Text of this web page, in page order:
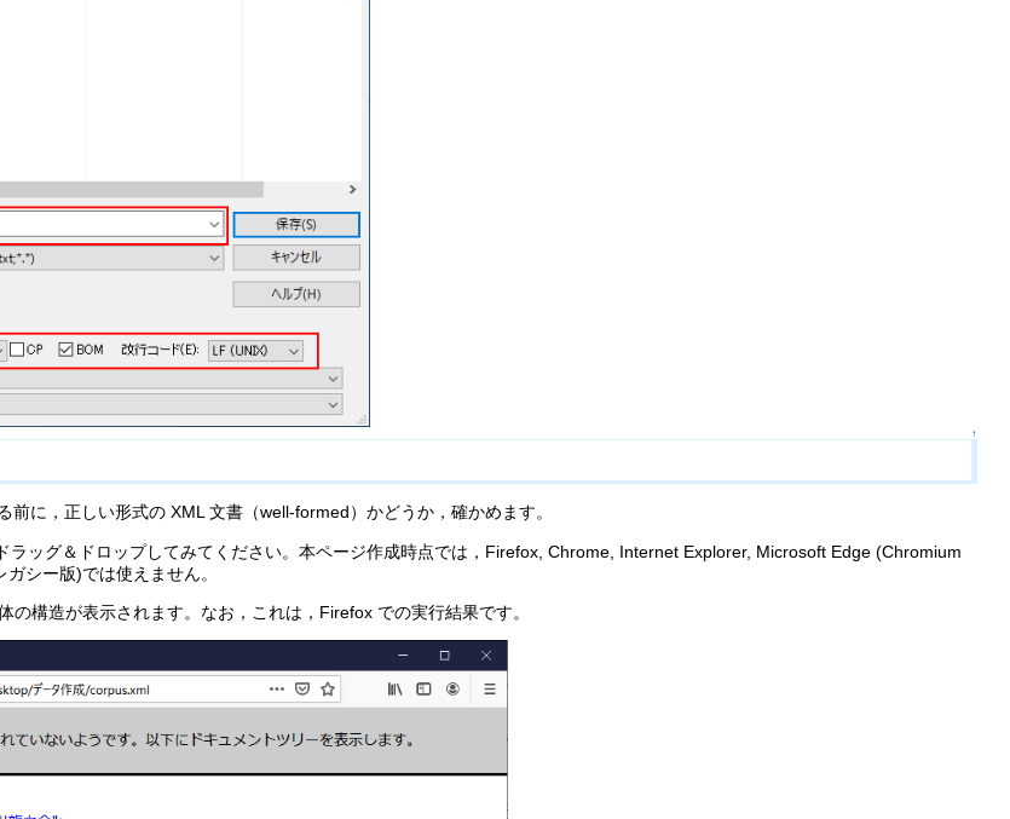
↑
に，正しい形式の XML 文書（well-formed）かどうか，確かめます。
ッグ＆ドロップしてみてください。本ページ作成時点では，Firefox, Chrome, Internet Explorer, Microsoft Edge (Chromium
シー版)では使えません。
構造が表示されます。なお，これは，Firefox での実行結果です。